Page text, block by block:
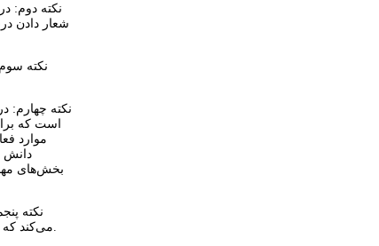
نکته دوم:
شعار دادن
نکته
است که
موارد
دانش
بخش‌های
نکته